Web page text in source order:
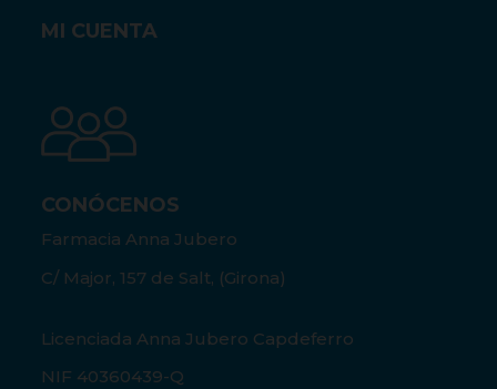
MI CUENTA
CONÓCENOS
Farmacia Anna Jubero
C/ Major, 157 de Salt, (Girona)
Licenciada Anna Jubero Capdeferro
NIF 40360439-Q